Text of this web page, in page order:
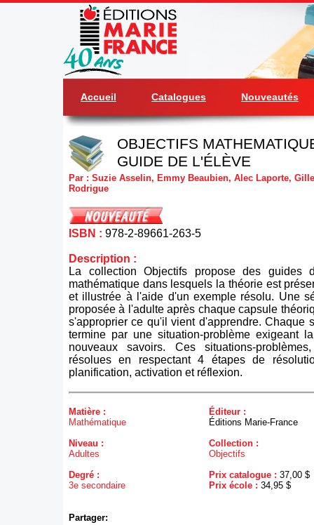
Accueil Catalogues Nouveautés
OBJECTIFS
GUIDE DE L'ÉLÈVE
Par : Suzie Asselin, Emmy Beaubien, Alec Laporte,
Rodrigue
ISBN : 978-2-89661-263-5
Description :
La collection Objectifs propose des guides
mathématique dans lesquels la théorie est
et illustrée à l'aide d'un exemple résolu. Une
proposée à l'adulte après chaque capsule
s'approprier ce qu'il vient d'apprendre. Chaque
termine par une situation-problème exigeant
nouveaux savoirs. Ces situations-
résolues en respectant 4 étapes de
planification, activation et réflexion.
Matière :
Mathématique
Niveau :
Adultes
Degré :
3e secondaire
Éditeur :
Éditions Marie-France
Collection :
Objectifs
Prix catalogue : 37,00 $
Prix école : 34,95 $
Partager: